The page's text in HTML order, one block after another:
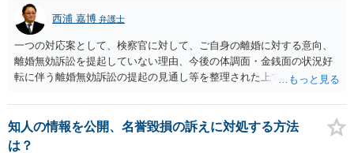
西浦 嘉博 弁護士
一つの対応案として、検察官に対して、ご自身の離婚に対する意向、
離婚無効訴訟を提起していない理由、今後の体調面・金銭面の状況好
転に伴う離婚無効訴訟の提起の見通し等を整理された上で、書面とし
検察官の処分判断の際、相談者さんの意向を示す証拠の一つとして位
置づけられる様に思われます。 より詳細についてお聞きになりたい場
合、最寄りの法律事務所での相談を検討ください
知人の情報を公開、名誉毀損の訴えに対処する方法
は？